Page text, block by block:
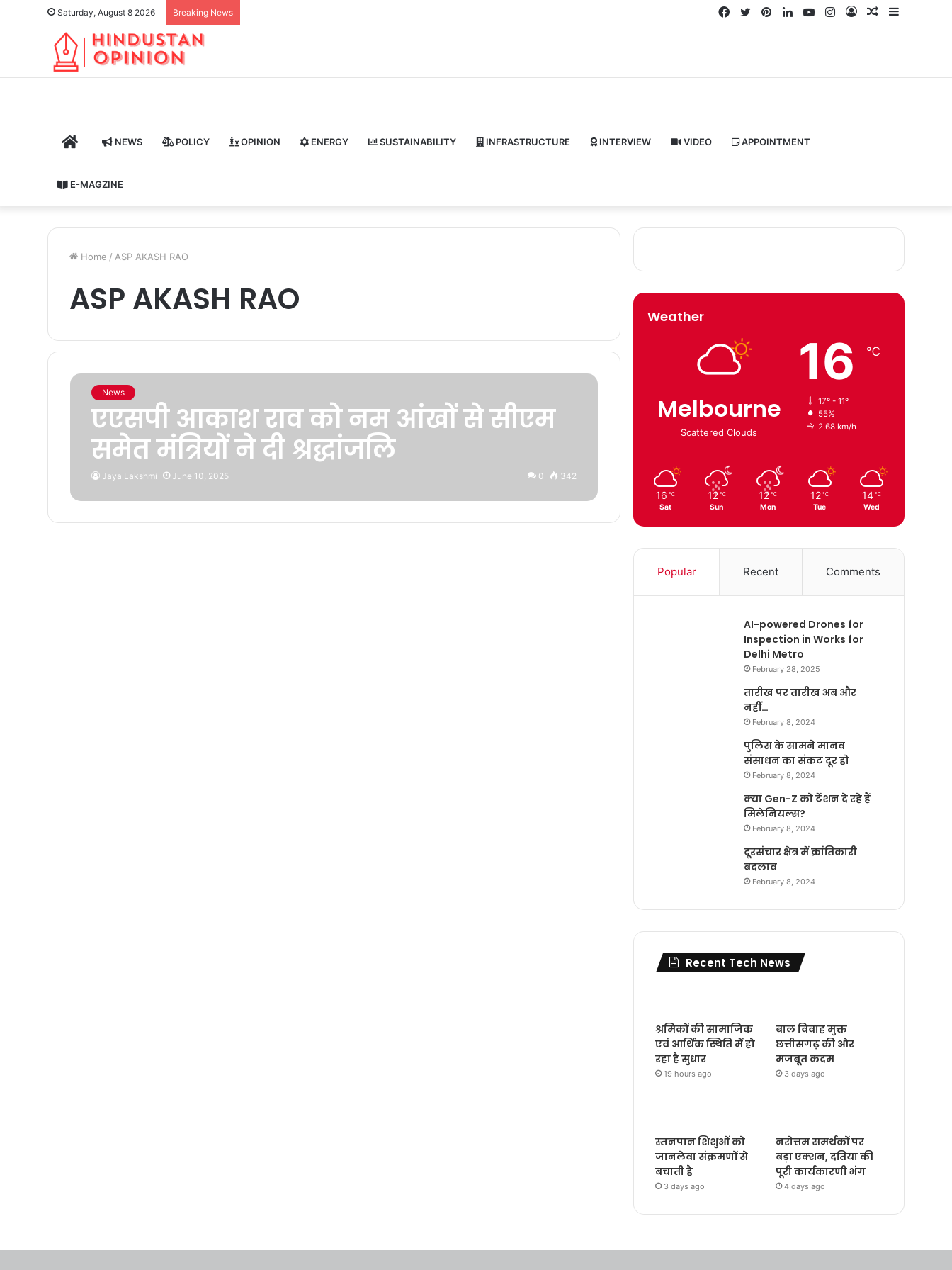
Saturday, August 8 2026 Breaking News
Random
Log
Instagram
YouTube
LinkedIn
Pinterest
Twitter
Facebook
HOME NEWS POLICY OPINION ENERGY SUSTAINABILITY INFRASTRUCTURE INTERVIEW VIDEO APPOINTMENT
E-MAGZINE
Home / ASP AKASH RAO
ASP AKASH RAO
News
एएसपी आकाश राव को नम आंखों से सीएम
समेत मंत्रियों ने दी श्रद्धांजलि
Jaya Lakshmi June 10, 2025 0 342
Weather
Melbourne
Scattered Clouds
16 ℃
17º - 11º
55%
2.68 km/h
16 ℃
Sat
12 ℃
Sun
12 ℃
Mon
12 ℃
Tue
14 ℃
Wed
Popular Recent Comments
AI-powered Drones for
Inspection in Works for
Delhi Metro
February 28, 2025
तारीख पर तारीख अब और
नहीं…
February 8, 2024
पुलिस के सामने मानव
संसाधन का संकट दूर हो
February 8, 2024
क्या Gen-Z को टेंशन दे रहे हैं
मिलेनियल्स?
February 8, 2024
दूरसंचार क्षेत्र में क्रांतिकारी
बदलाव
February 8, 2024
Recent Tech News
श्रमिकों की सामाजिक
एवं आर्थिक स्थिति में हो
रहा है सुधार
19 hours ago
बाल विवाह मुक्त
छत्तीसगढ़ की ओर
मजबूत कदम
3 days ago
स्तनपान शिशुओं को
जानलेवा संक्रमणों से
बचाती है
3 days ago
नरोत्तम समर्थकों पर
बड़ा एक्शन, दतिया की
पूरी कार्यकारणी भंग
4 days ago